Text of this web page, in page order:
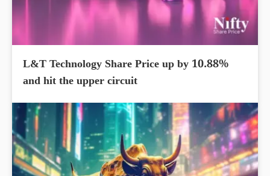
L&T Technology Share Price up by 10.88%
and hit the upper circuit